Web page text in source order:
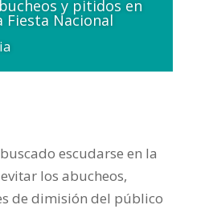
y pitidos en
Fiesta Nacional
escudarse en la
los abucheos,
de dimisión del público